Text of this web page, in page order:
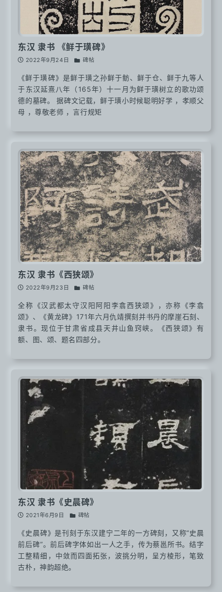
东汉 隶书 《鲜于璜碑》
2022年9月24日 碑帖
《鲜于璜碑》是鲜于璜之孙鲜于鲂、鲜于仓、鲜于九等人
于东汉延熹八年（165年）十一月为鲜于璜树立的歌功颂
德的墓碑。 据碑文记载，鲜于璜小时候聪明好学 ，孝顺父
母 ，尊敬老师 ，言行规矩
东汉 隶书《西狭颂》
2022年9月23日 碑帖
全称《汉武都太守汉阳阿阳李翕西狭颂》，亦称《李翕
颂》、《黄龙碑》171年六月仇靖撰刻并书丹的摩崖石刻、
隶书。现位于甘肃省成县天井山鱼窍峡。《西狭颂》有
额、图、颂、题名四部分。
东汉 隶书《史晨碑》
2021年6月9日 碑帖
《史晨碑》是刊刻于东汉建宁二年的一方碑刻，又称“史晨
前后碑”。前后碑字体如出一人之手，传为蔡邕所书。结字
工整精细，中敛而四面拓张，波挑分明，呈方棱形，笔致
古朴，神韵超绝。